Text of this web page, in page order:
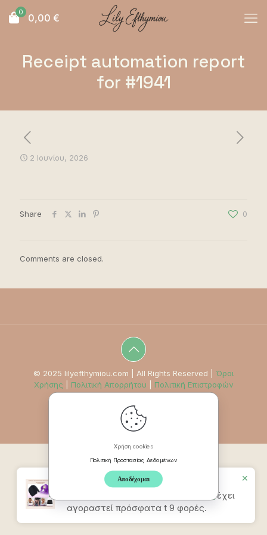
0 0,00 €
Receipt automation report
for #1941
2 Ιουνίου, 2026
Share 0
Comments are closed.
© 2025 lilyefthymiou.com | All Rights Reserved | Όροι
Χρήσης
Πολιτική Απορρήτου Πολιτική Επιστροφών
Χρήση cookies
Πολιτική Προστασίας Δεδομένων
Αποδέχομαι
Καπέλο Ανακούφισης
Πονοκεφάλου & Ημικρανίας – Σιελέχει
αγοραστεί πρόσφατα t 9 φορές.
✕